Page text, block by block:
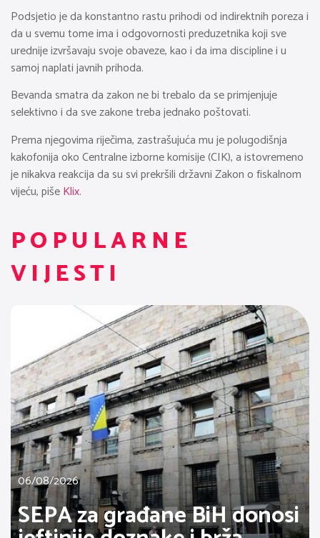
Podsjetio je da konstantno rastu prihodi od indirektnih poreza i
da u svemu tome ima i odgovornosti preduzetnika koji sve
urednije izvršavaju svoje obaveze, kao i da ima discipline i u
samoj naplati javnih prihoda.
Bevanda smatra da zakon ne bi trebalo da se primjenjuje
selektivno i da sve zakone treba jednako poštovati.
Prema njegovima riječima, zastrašujuća mu je polugodišnja
kakofonija oko Centralne izborne komisije (CIK), a istovremeno
je nikakva reakcija da su svi prekršili državni Zakon o fiskalnom
vijeću, pišeKlix.
POPULARNE
VIJESTI
06/08/2026
SEPA za građane BiH donosi